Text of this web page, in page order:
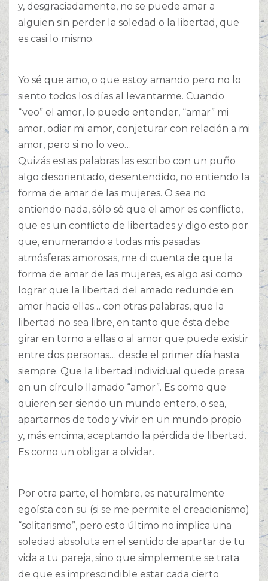
y, desgraciadamente, no se puede amar a
alguien sin perder la soledad o la libertad, que
es casi lo mismo.
Yo sé que amo, o que estoy amando pero no lo
siento todos los días al levantarme. Cuando
“veo” el amor, lo puedo entender, “amar” mi
amor, odiar mi amor, conjeturar con relación a mi
amor, pero si no lo veo…
Quizás estas palabras las escribo con un puño
algo desorientado, desentendido, no entiendo la
forma de amar de las mujeres. O sea no
entiendo nada, sólo sé que el amor es conflicto,
que es un conflicto de libertades y digo esto por
que, enumerando a todas mis pasadas
atmósferas amorosas, me di cuenta de que la
forma de amar de las mujeres, es algo así como
lograr que la libertad del amado redunde en
amor hacia ellas… con otras palabras, que la
libertad no sea libre, en tanto que ésta debe
girar en torno a ellas o al amor que puede existir
entre dos personas… desde el primer día hasta
siempre. Que la libertad individual quede presa
en un círculo llamado “amor”. Es como que
quieren ser siendo un mundo entero, o sea,
apartarnos de todo y vivir en un mundo propio
y, más encima, aceptando la pérdida de libertad.
Es como un obligar a olvidar.
Por otra parte, el hombre, es naturalmente
egoísta con su (si se me permite el creacionismo)
“solitarismo”, pero esto último no implica una
soledad absoluta en el sentido de apartar de tu
vida a tu pareja, sino que simplemente se trata
de que es imprescindible estar cada cierto